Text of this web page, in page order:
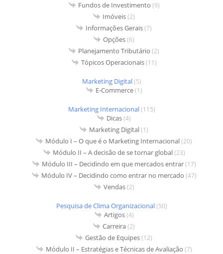
Fundos de Investimento (9)
Imóveis(2)
Informações Gerais(7)
Opções(6)
Planejamento Tributário (2)
Tópicos Operacionais(11)
Marketing Digital(5)
E-Commerce(1)
Marketing Internacional(115)
Dicas(4)
Marketing Digital(1)
Módulo I – O que é o Marketing Internacional(20)
Módulo II – A decisão de se tornar global(23)
Módulo III – Decidindo em que mercados entrar(17)
Módulo IV – Decidindo como entrar no mercado (47)
Vendas(2)
Pesquisa de Clima Organizacional(50)
Artigos(4)
Carreira(2)
Gestão de Equipes(12)
Módulo II – Estratégias e Técnicas de Avaliação (7)